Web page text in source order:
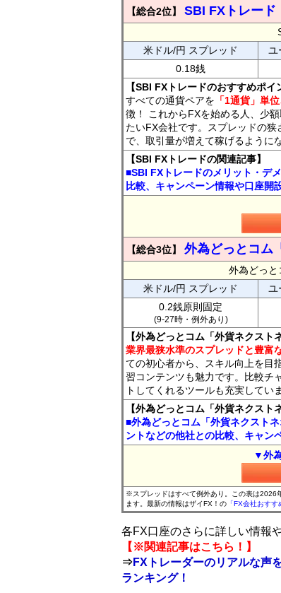
【総合2位】 SBI FXトレード
米ドル/円 スプレッド
ユ
0.18銭
【SBI FXトレードのおすすめポイ
すべての通貨ペアを 「1通貨」単
徴！ これからFXを始める人、少
たいFX会社です。スプレッドの
で、取引量が増えて稼げるように
【SBI FXトレードの関連記事】
■SBI FXトレードのメリット・デ
比較、キャンペーン情報や口座開
【総合3位】 外為どっとコム
外為どっと
米ドル/円 スプレッド
ユ
0.2銭原則固定
(9-27時・例外あり)
【外為どっとコム「外貨ネクスト
業界最狭水準のスプレッドと豊富
ての初心者から、スキル向上を目
習コンテンツも魅力です。比較チ
トしてくれるツールも充実してい
【外為どっとコム「外貨ネクスト
■外為どっとコム「外貨ネクスト
ントなどの他社との比較、キャン
▼外
※スプレッドはすべて例外あり。この表は2026
ます。最新の情報はザイFX！の 「FX会社おすす
各FX口座のさらに詳しい情報
【※関連記事はこちら！】
⇒FXトレーダーのリアルな声
ランキング！